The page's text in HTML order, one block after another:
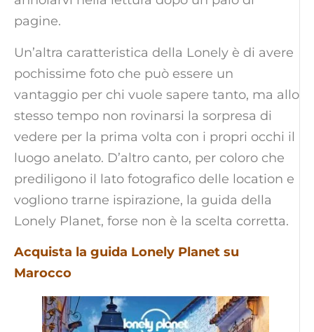
pagine.
Un’altra caratteristica della Lonely è di avere
pochissime foto che può essere un
vantaggio per chi vuole sapere tanto, ma allo
stesso tempo non rovinarsi la sorpresa di
vedere per la prima volta con i propri occhi il
luogo anelato. D’altro canto, per coloro che
prediligono il lato fotografico delle location e
vogliono trarne ispirazione, la guida della
Lonely Planet, forse non è la scelta corretta.
Acquista la guida Lonely Planet su
Marocco